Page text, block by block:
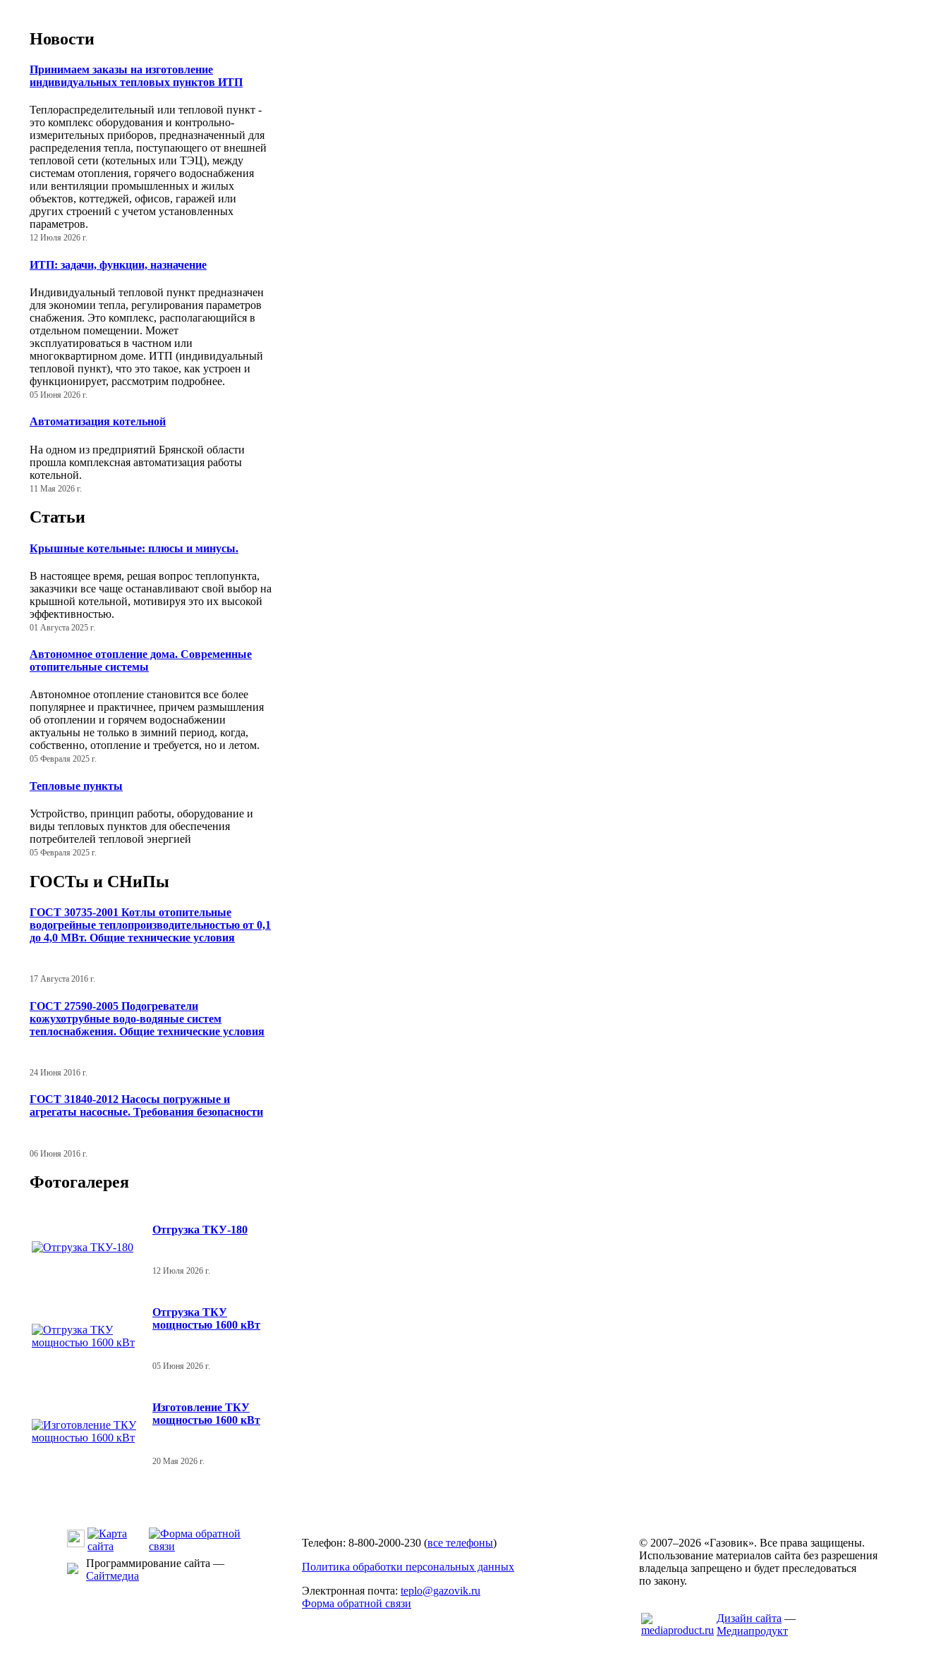
Новости
Принимаем заказы на изготовление
индивидуальных тепловых пунктов ИТП
Теплораспределительный или тепловой пункт -
это комплекс оборудования и контрольно-
измерительных приборов, предназначенный для
распределения тепла, поступающего от внешней
тепловой сети (котельных или ТЭЦ), между
системам отопления, горячего водоснабжения
или вентиляции промышленных и жилых
объектов, коттеджей, офисов, гаражей или
других строений с учетом установленных
параметров.
12 Июля 2026 г.
ИТП: задачи, функции, назначение
Индивидуальный тепловой пункт предназначен
для экономии тепла, регулирования параметров
снабжения. Это комплекс, располагающийся в
отдельном помещении. Может
эксплуатироваться в частном или
многоквартирном доме. ИТП (индивидуальный
тепловой пункт), что это такое, как устроен и
функционирует, рассмотрим подробнее.
05 Июня 2026 г.
Автоматизация котельной
На одном из предприятий Брянской области
прошла комплексная автоматизация работы
котельной.
11 Мая 2026 г.
Статьи
Крышные котельные: плюсы и минусы.
В настоящее время, решая вопрос теплопункта,
заказчики все чаще останавливают свой выбор на
крышной котельной, мотивируя это их высокой
эффективностью.
01 Августа 2025 г.
Автономное отопление дома. Современные
отопительные системы
Автономное отопление становится все более
популярнее и практичнее, причем размышления
об отоплении и горячем водоснабжении
актуальны не только в зимний период, когда,
собственно, отопление и требуется, но и летом.
05 Февраля 2025 г.
Тепловые пункты
Устройство, принцип работы, оборудование и
виды тепловых пунктов для обеспечения
потребителей тепловой энергией
05 Февраля 2025 г.
ГОСТы и СНиПы
ГОСТ 30735-2001 Котлы отопительные
водогрейные теплопроизводительностью от 0,1
до 4,0 МВт. Общие технические условия
17 Августа 2016 г.
ГОСТ 27590-2005 Подогреватели
кожухотрубные водо-водяные систем
теплоснабжения. Общие технические условия
24 Июня 2016 г.
ГОСТ 31840-2012 Насосы погружные и
агрегаты насосные. Требования безопасности
06 Июня 2016 г.
Фотогалерея
Отгрузка ТКУ-180
12 Июля 2026 г.
Отгрузка ТКУ
мощностью 1600 кВт
05 Июня 2026 г.
Изготовление ТКУ
мощностью 1600 кВт
20 Мая 2026 г.
Программирование сайта —
Сайтмедиа
Телефон: 8-800-2000-230 (все телефоны)
Политика обработки персональных данных
Электронная почта: teplo@gazovik.ru
Форма обратной связи
© 2007–2026 «Газовик». Все права защищены.
Использование материалов сайта без разрешения
владельца запрещено и будет преследоваться
по закону.
Дизайн сайта —
Медиапродукт